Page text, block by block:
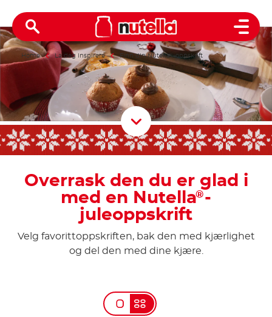
Open
Home La deg inspirere Finn din Nutella® -oppskrift
Scroll
Overrask den du er glad i
med en Nutella®-
juleoppskrift
Velg favorittoppskriften, bak den med kjærlighet
og del den med dine kjære.